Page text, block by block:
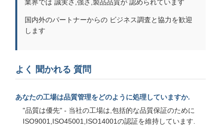
業界では 誠実さ,強さ,製品品質が 認められています
国内外のパートナーからの ビジネス調査と協力を歓迎
します
よく 聞かれる 質問
あなたの工場は品質管理をどのように処理していますか.
"品質は優先" - 当社の工場は,包括的な品質保証のために
ISO9001,ISO45001,ISO14001の認証を維持しています.